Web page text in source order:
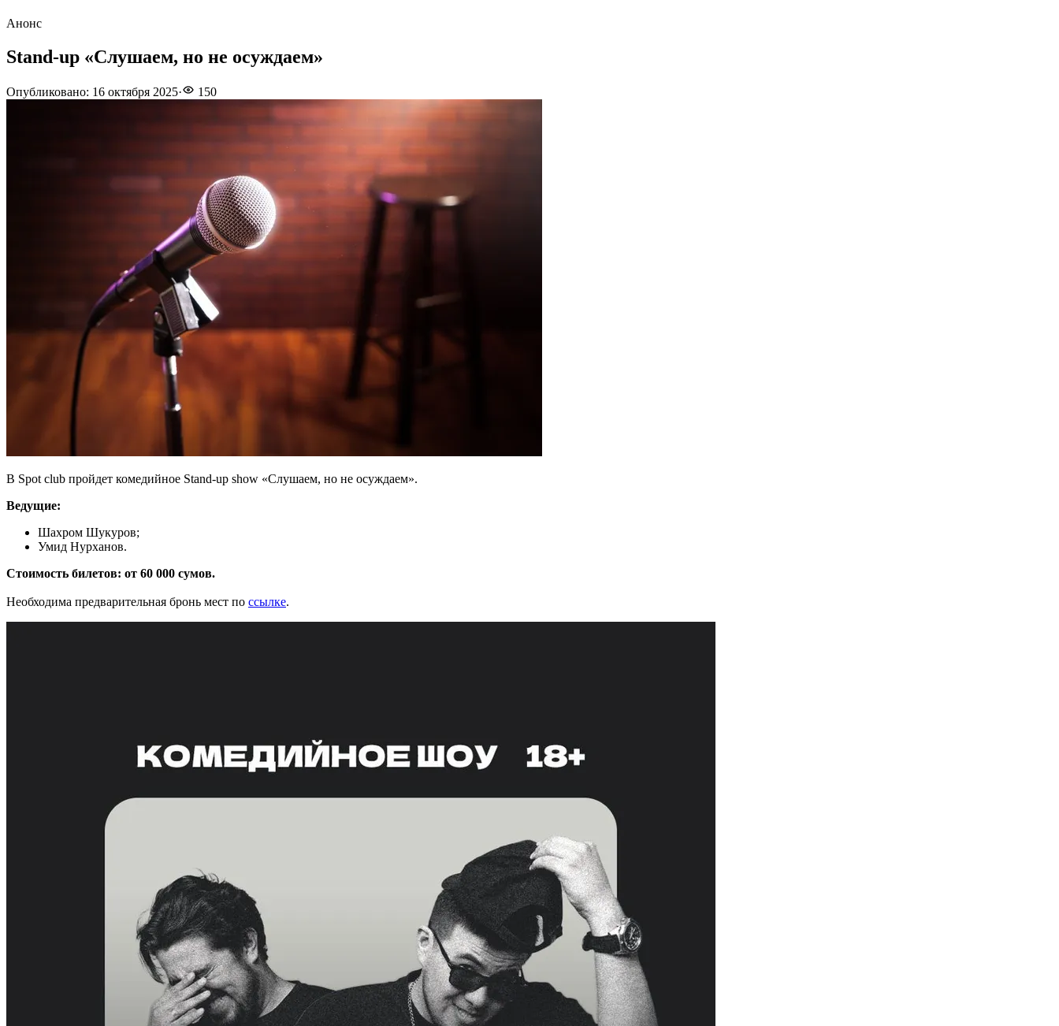
Анонс
Stand-up «Слушаем, но не осуждаем»
Опубликовано: 16 октября 2025· 150
В Spot club пройдет комедийное Stand-up show «Слушаем, но не осуждаем».
Ведущие:
Шахром Шукуров;
Умид Нурханов.
Стоимость билетов: от 60 000 сумов.
Необходима предварительная бронь мест по ссылке.